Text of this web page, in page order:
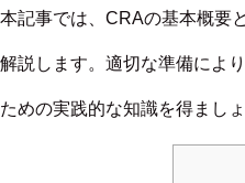
本記事では、CRAの基本概要
解説します。適切な準備によ
ための実践的な知識を得ましょ